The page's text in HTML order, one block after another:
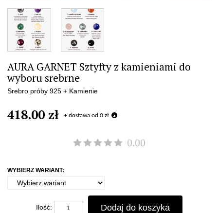
AURA GARNET Sztyfty z kamieniami do
wyboru srebrne
Srebro próby 925 + Kamienie
418.00 zł + dostawa od 0 zł
0.00
WYBIERZ WARIANT:
Ilość: Dodaj do koszyka